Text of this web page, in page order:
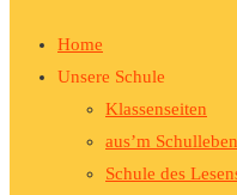
Home
Unsere Schule
Klassenseiten
aus’m Schulleben
Schule des